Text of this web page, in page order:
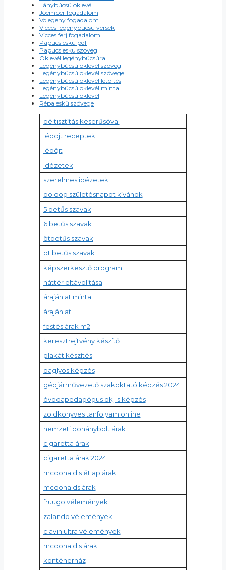
Lánybúcsú oklevél
Jóember fogadalom
Volegeny fogadalom
Vicces legenybucsu versek
Vicces ferj fogadalom
Papucs esku pdf
Papucs esku szoveg
Oklevél legénybúcsúra
Legénybúcsú oklevél szöveg
Legénybúcsú oklevél szövege
Legénybúcsú oklevél letöltés
Legénybúcsú oklevél minta
Legénybúcsú oklevél
Répa eskü szövege
béltisztítás keserűsóval
léböjt receptek
léböjt
idézetek
szerelmes idézetek
boldog születésnapot kívánok
5 betűs szavak
6 betűs szavak
ötbetűs szavak
öt betűs szavak
képszerkesztő program
háttér eltávolítása
árajánlat minta
árajánlat
festés árak m2
keresztrejtvény készítő
plakát készítés
baglyos képzés
gépjárművezető szakoktató képzés 2024
óvodapedagógus okj-s képzés
zöldkönyves tanfolyam online
nemzeti dohánybolt árak
cigaretta árak
cigaretta árak 2024
mcdonald's étlap árak
mcdonalds árak
fruugo vélemények
zalando vélemények
clavin ultra vélemények
mcdonald's árak
konténerház